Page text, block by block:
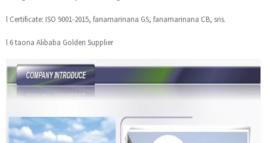
l Certificate: ISO 9001-2015, fanamarinana GS, fanamarinana CB, sns.
l 6 taona Alibaba Golden Supplier